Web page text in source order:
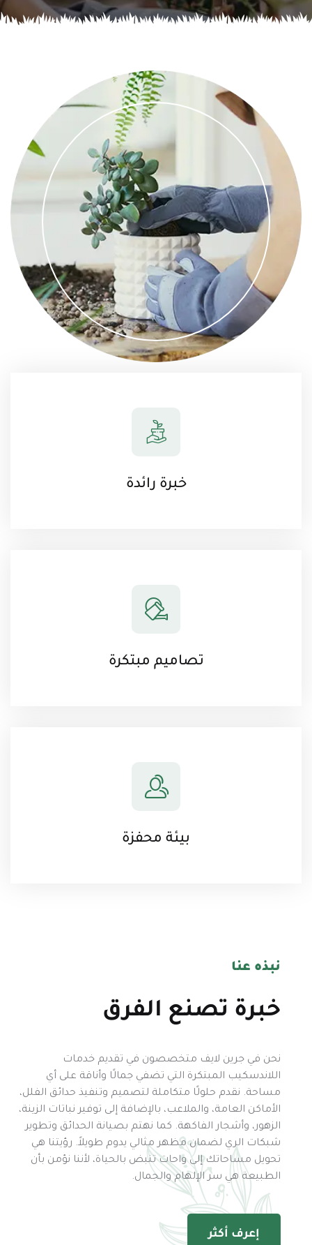
خبرة رائدة
تصاميم مبتكرة
بيئة محفزة
نبذه عنا
خبرة تصنع الفرق
نحن في جرين لايف متخصصون في تقديم خدمات
اللاندسكيب المبتكرة التي تضفي جمالًا وأناقة على أي
مساحة. نقدم حلولًا متكاملة لتصميم وتنفيذ حدائق الفلل،
الأماكن العامة، والملاعب، بالإضافة إلى توفير نباتات الزينة،
الزهور، وأشجار الفاكهة. كما نهتم بصيانة الحدائق وتطوير
شبكات الري لضمان مظهر مثالي يدوم طويلاً. رؤيتنا هي
تحويل مساحاتك إلى واحات تنبض بالحياة، لأننا نؤمن بأن
الطبيعة هي سر الإلهام والجمال.
إعرف أكثر